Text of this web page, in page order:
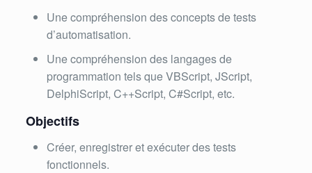
Une compréhension des concepts de tests
d’automatisation.
Une compréhension des langages de
programmation tels que VBScript, JScript,
DelphiScript, C++Script, C#Script, etc.
Objectifs
Créer, enregistrer et exécuter des tests
fonctionnels.